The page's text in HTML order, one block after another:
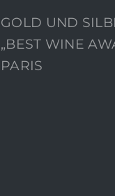
GOLD UND
„BEST WINE
PARIS